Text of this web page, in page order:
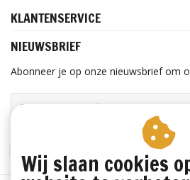
KLANTENSERVICE
NIEUWSBRIEF
Abonneer je op onze nieuwsbrief om
Wij slaan cookies